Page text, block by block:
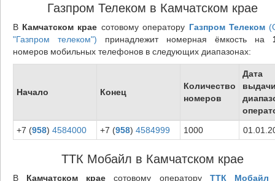
Газпром Телеком в Камчатском крае
В Камчатском крае сотовому оператору Газпром Телеком
"Газпром телеком") принадлежит номерная ёмкость на
номеров мобильных телефонов в следующих диапазонах:
Начало Конец
Количество
номеров
Дата
+7 (958) 4584000 +7 (958) 4584999 1000
ТТК Мобайл в Камчатском крае
В Камчатском крае сотовому оператору ТТК Мобайл